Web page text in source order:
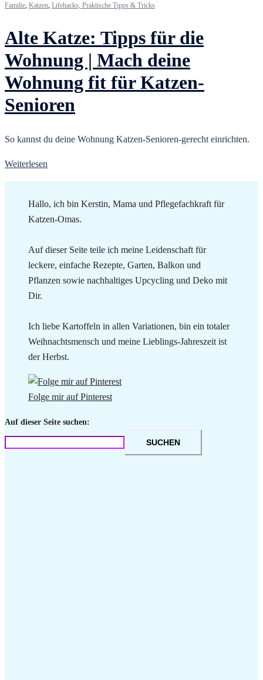
Familie, Katzen, Lifehacks, Praktische Tipps & Tricks
Alte Katze: Tipps für die
Wohnung | Mach deine
Wohnung fit für Katzen-
Senioren
So kannst du deine Wohnung Katzen-Senioren-gerecht einrichten.
Weiterlesen
Hallo, ich bin Kerstin, Mama und Pflegefachkraft für
Katzen-Omas.
Auf dieser Seite teile ich meine Leidenschaft für
leckere, einfache Rezepte, Garten, Balkon und
Pflanzen sowie nachhaltiges Upcycling und Deko mit
Dir.
Ich liebe Kartoffeln in allen Variationen, bin ein totaler
Weihnachtsmensch und meine Lieblings-Jahreszeit ist
der Herbst.
Folge mir auf Pinterest
Auf dieser Seite suchen:
SUCHEN